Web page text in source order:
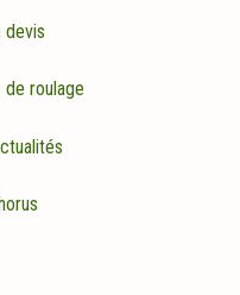
devis
de roulage